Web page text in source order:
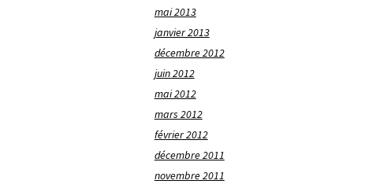
mai 2013
janvier 2013
décembre 2012
juin 2012
mai 2012
mars 2012
février 2012
décembre 2011
novembre 2011